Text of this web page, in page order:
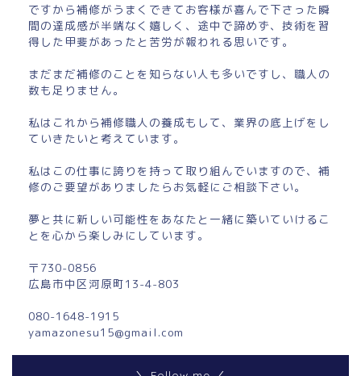
ですから補修がうまくできてお客様が喜んで下さった瞬
間の達成感が半端なく嬉しく、途中で諦めず、技術を習
得した甲斐があったと苦労が報われる思いです。
まだまだ補修のことを知らない人も多いですし、職人の
数も足りません。
私はこれから補修職人の養成もして、業界の底上げをし
ていきたいと考えています。
私はこの仕事に誇りを持って取り組んでいますので、補
修のご要望がありましたらお気軽にご相談下さい。
夢と共に新しい可能性をあなたと一緒に築いていけるこ
とを心から楽しみにしています。
〒730-0856
広島市中区河原町13-4-803
080-1648-1915
yamazonesu15@gmail.com